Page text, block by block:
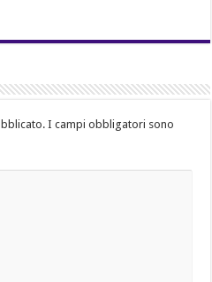
I campi obbligatori sono